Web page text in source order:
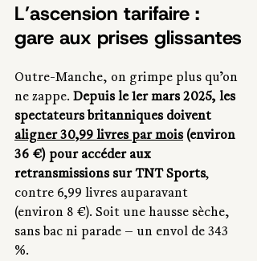
L’ascension tarifaire :
gare aux prises glissantes
Outre-Manche, on grimpe plus qu’on
ne zappe. Depuis le 1er mars 2025, les
spectateurs britanniques doivent
aligner 30,99 livres par mois (environ
36 €) pour accéder aux
retransmissions sur TNT Sports,
contre 6,99 livres auparavant
(environ 8 €). Soit une hausse sèche,
sans bac ni parade — un envol de 343
%.